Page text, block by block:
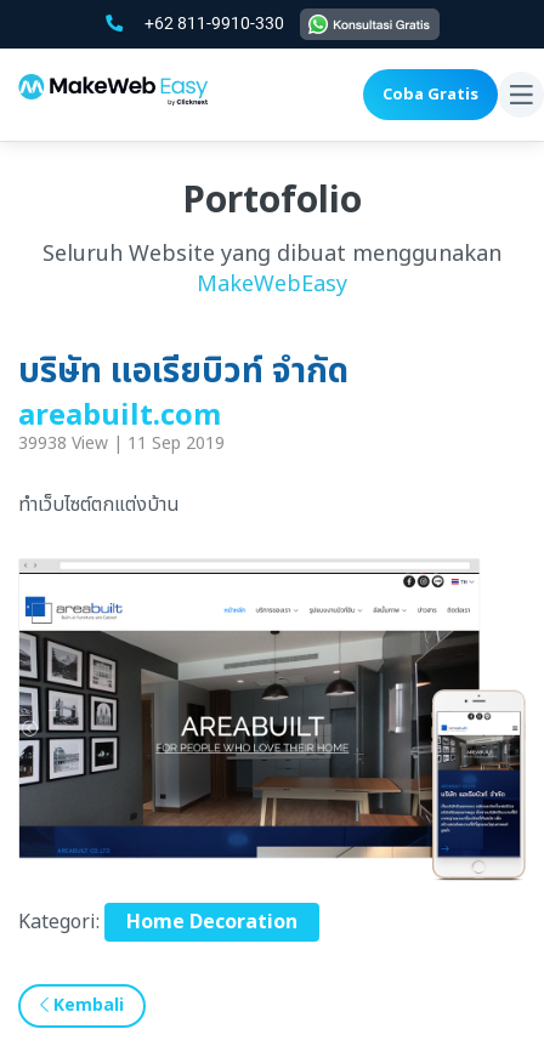
+62 811-9910-330
Coba Gratis
Portofolio
Seluruh Website yang dibuat menggunakan
MakeWebEasy
บริษัท แอเรียบิวท์ จำกัด
areabuilt.com
39938 View | 11 Sep 2019
ทำเว็บไซต์ตกแต่งบ้าน
Kategori: Home Decoration
Kembali